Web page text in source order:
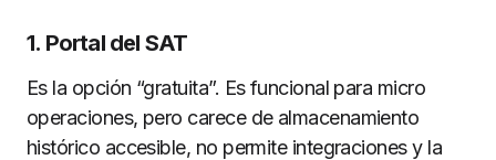
1. Portal del SAT
Es la opción “gratuita”. Es funcional para micro
operaciones, pero carece de almacenamiento
histórico accesible, no permite integraciones y la